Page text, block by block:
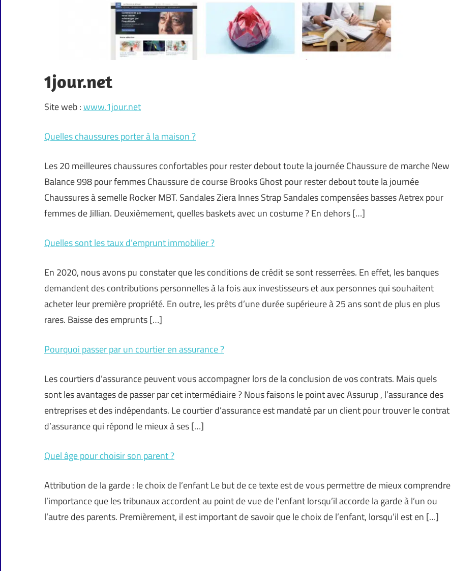
1jour.net
Site web :www.1jour.net
Quelles chaussures porter à la maison ?
Les 20 meilleures chaussures confortables pour rester debout toute la journée Chaussure de marche New
Balance 998 pour femmes Chaussure de course Brooks Ghost pour rester debout toute la journée
Chaussures à semelle Rocker MBT. Sandales Ziera Innes Strap Sandales compensées basses Aetrex pour
femmes de Jillian. Deuxièmement, quelles baskets avec un costume ? En dehors […]
Quelles sont les taux d’emprunt immobilier ?
En 2020, nous avons pu constater que les conditions de crédit se sont resserrées. En effet, les banques
demandent des contributions personnelles à la fois aux investisseurs et aux personnes qui souhaitent
acheter leur première propriété. En outre, les prêts d’une durée supérieure à 25 ans sont de plus en plus
rares. Baisse des emprunts […]
Pourquoi passer par un courtier en assurance ?
Les courtiers d’assurance peuvent vous accompagner lors de la conclusion de vos contrats. Mais quels
sont les avantages de passer par cet intermédiaire ? Nous faisons le point avec Assurup , l’assurance des
entreprises et des indépendants. Le courtier d’assurance est mandaté par un client pour trouver le contrat
d’assurance qui répond le mieux à ses […]
Quel âge pour choisir son parent ?
Attribution de la garde : le choix de l’enfant Le but de ce texte est de vous permettre de mieux comprendre
l’importance que les tribunaux accordent au point de vue de l’enfant lorsqu’il accorde la garde à l’un ou
l’autre des parents. Premièrement, il est important de savoir que le choix de l’enfant, lorsqu’il est en […]